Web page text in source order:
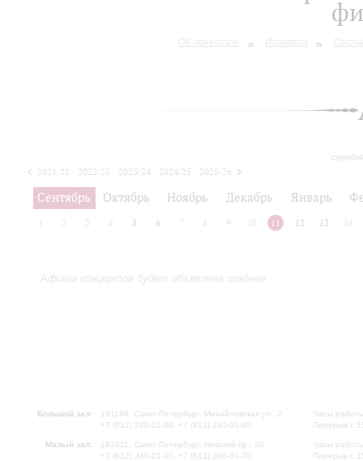
Об оркестре История
2021/22 2022/23 2023/24 2024/25
2025/26
2026/27
Сентябрь Октябрь Ноябрь Декабрь Январь
2 3 4 5 6 7 8 9 10 11 12 13 14
Афиша концертов будет объявлена позднее
Большой зал:
191186, Санкт-Петербург, Михайловская ул., 2
+7 (812) 240-01-00, +7 (812) 240-01-80
Малый зал:
191011, Санкт-Петербург, Невский пр., 30
+7 (812) 240-01-00, +7 (812) 240-01-70
Часы
Перерыв с
Часы
Перерыв с